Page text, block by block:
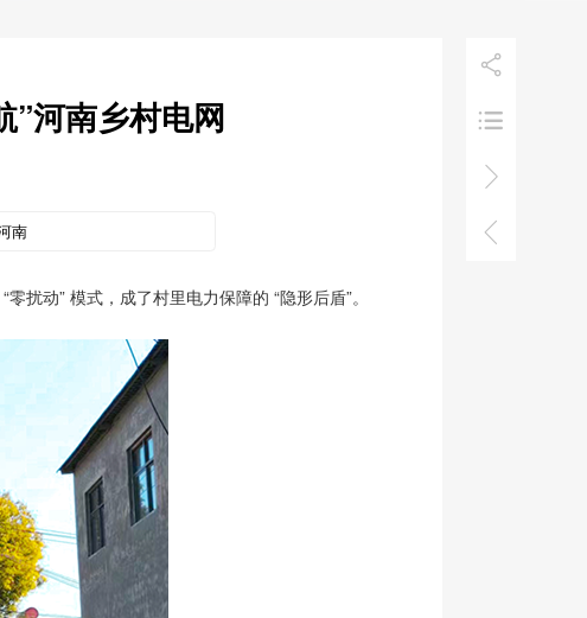




”河南乡村电网
南
扰动” 模式，成了村里电力保障的 “隐形后盾”。